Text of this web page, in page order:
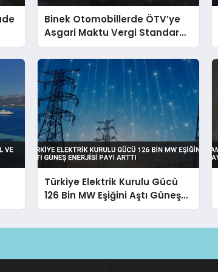
Binek Otomobillerde ÖTV’ye
Asgari Maktu Vergi Standardı
Getirildi
Türkiye Elektrik Kurulu Gücü
126 Bin MW Eşiğini Aştı Güneş
Enerjisi Payı Arttı